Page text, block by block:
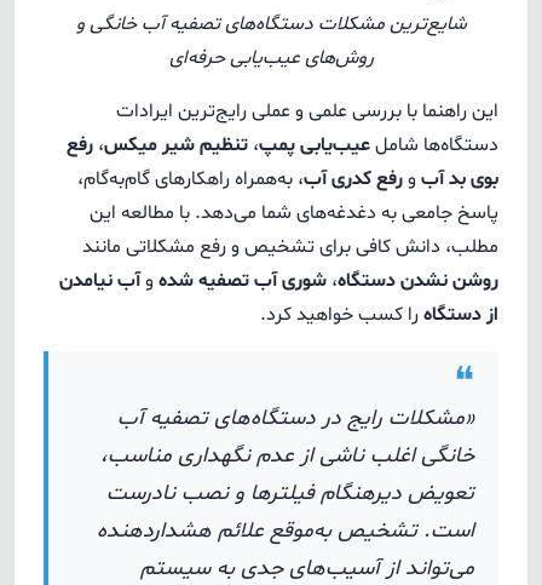
شایع‌ترین مشکلات دستگاه‌های تصفیه آب خانگی و
روش‌های عیب‌یابی حرفه‌ای
این راهنما با بررسی علمی و عملی رایج‌ترین ایرادات
دستگاه‌ها شاملعیب‌یابی پمپ، تنظیم شیر میکس، رفع
بوی بد آب ورفع کدری آب، به‌همراه راهکارهای گام‌به‌گام،
پاسخ جامعی به دغدغه‌های شما می‌دهد. با مطالعه این
مطلب، دانش کافی برای تشخیص و رفع مشکلاتی مانند
روشن نشدن دستگاه، شوری آب تصفیه شده وآب نیامدن
از دستگاهرا کسب خواهید کرد.
❝
«مشکلات رایج در دستگاه‌های تصفیه آب
خانگی اغلب ناشی از عدم نگهداری مناسب،
تعویض دیرهنگام فیلترها و نصب نادرست
است. تشخیص به‌موقع علائم هشداردهنده
می‌تواند از آسیب‌های جدی به سیستم